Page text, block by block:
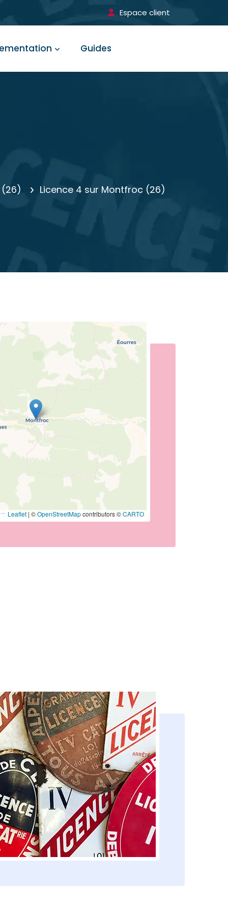
Espace client
Guides
Licence 4 sur Montfroc (26)
Leaflet | ©OpenStreetMapcontributors ©CARTO